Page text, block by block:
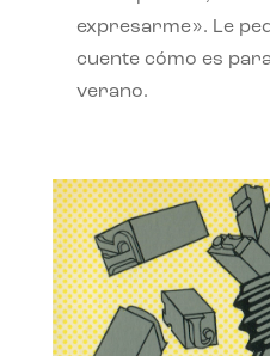
expresarme». Le
cuente cómo es
verano.